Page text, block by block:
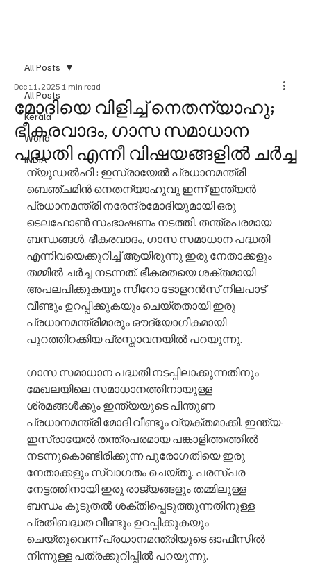
All Posts
Kerala
World
INDIA
All Posts
മോദിയെ വിളിച്ച് നെതന്യാഹു;
ഭീകരവാദം, ഗാസ സമാധാന
പദ്ധതി എന്നീ വിഷയങ്ങളിൽ ചർച്ച
Dec 11, 2025 1 min read
ന്യൂഡൽഹി : ഇസ്രായേൽ പ്രധാനമന്ത്രി
ബെഞ്ചമിൻ നെതന്യാഹുവു ഇന്ന് ഇന്ത്യൻ
പ്രധാനമന്ത്രി നരേന്ദ്രമോദിയുമായി ഒരു
ടെലഫോൺ സംഭാഷണം നടത്തി. തന്ത്രപരമായ
ബന്ധങ്ങൾ, ഭീകരവാദം, ഗാസ സമാധാന പദ്ധതി
എന്നിവയെക്കുറിച്ച് ആയിരുന്നു ഇരു നേതാക്കളും
തമ്മിൽ ചർച്ച നടന്നത്. ഭീകരതയെ ശക്തമായി
അപലപിക്കുകയും സീറോ ടോളറൻസ് നിലപാട്
വീണ്ടും ഉറപ്പിക്കുകയും ചെയ്തതായി ഇരു
പ്രധാനമന്ത്രിമാരും ഔദ്യോഗികമായി
പുറത്തിറക്കിയ പ്രസ്താവനയിൽ പറയുന്നു.
ഗാസ സമാധാന പദ്ധതി നടപ്പിലാക്കുന്നതിനും
മേഖലയിലെ സമാധാനത്തിനായുള്ള
ശ്രമങ്ങൾക്കും ഇന്ത്യയുടെ പിന്തുണ
പ്രധാനമന്ത്രി മോദി വീണ്ടും വ്യക്തമാക്കി. ഇന്ത്യ-
ഇസ്രായേൽ തന്ത്രപരമായ പങ്കാളിത്തത്തിൽ
നടന്നുകൊണ്ടിരിക്കുന്ന പുരോഗതിയെ ഇരു
നേതാക്കളും സ്വാഗതം ചെയ്തു. പരസ്പര
നേട്ടത്തിനായി ഇരു രാജ്യങ്ങളും തമ്മിലുള്ള
ബന്ധം കൂടുതൽ ശക്തിപ്പെടുത്തുന്നതിനുള്ള
പ്രതിബദ്ധത വീണ്ടും ഉറപ്പിക്കുകയും
ചെയ്തുവെന്ന് പ്രധാനമന്ത്രിയുടെ ഓഫീസിൽ
നിന്നുള്ള പത്രക്കുറിപ്പിൽ പറയുന്നു.